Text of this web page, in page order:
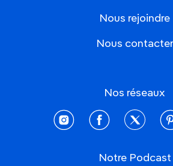
Nous rejoindre
Nous contacter
Nos réseaux
instagramfacebooktwitter
Notre Podcast